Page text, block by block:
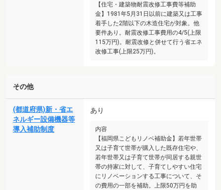
【住宅・建築物耐震改修工事費等補助
金】1981年5月31日以前に建築又は工事
着手した2階以下の木造住宅が対象。他
要件あり。耐震改修工事費用の4/5(上限
115万円)。耐震改修と併せて行う省エネ
改修工事(上限25万円)。
その他
(都道府県)新・省エ
ネルギー設備機器等
導入補助制度
あり
内容
【福岡県こどもリノベ補助金】若年世帯
又は子育て世帯が購入した既存住宅や、
若年世帯又は子育て世帯が同居する親世
帯の持家に対して、子育てしやすい住宅
にリノベーションする工事について、そ
の費用の一部を補助。上限50万円を助